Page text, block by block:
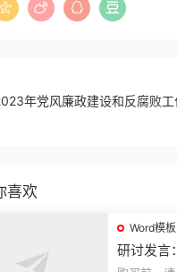
年党风廉政建设和反腐败
喜欢
Word模板
研讨发言
建设“必